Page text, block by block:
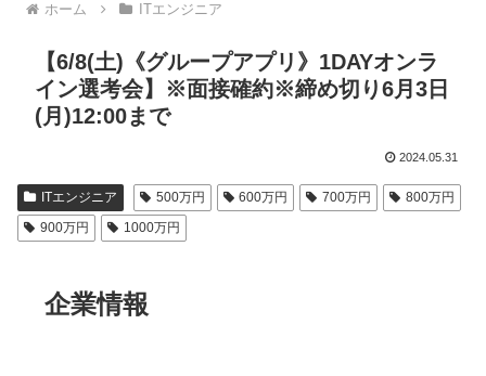
ホーム ITエンジニア
【6/8(土)《グループアプリ》1DAYオンラ
イン選考会】※面接確約※締め切り6月3日
(月)12:00まで
2024.05.31
ITエンジニア 500万円 600万円 700万円
800万円
900万円
1000万円
企業情報